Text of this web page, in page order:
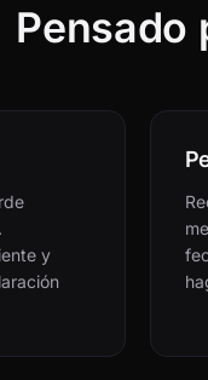
Pensado
y